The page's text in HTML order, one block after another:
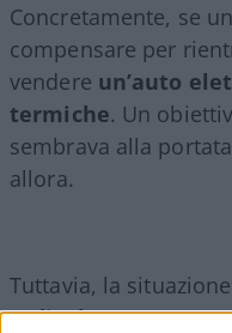
Concretamente, se
compensare per
vendere un’auto
termiche. Un
sembrava alla
allora.
Tuttavia, la
radicalmente. In